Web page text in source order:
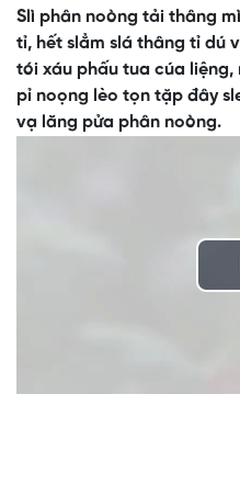
Slì phân noòng tải thâng
tỉ, hết slẳm slá thâng tỉ dú
tói xáu phấu tua cúa liệng,
pỉ noọng lèo tọn tặp đây
vạ lăng pửa phân noòng.